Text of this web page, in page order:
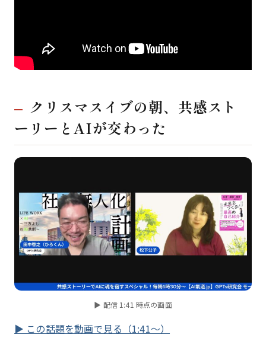
クリスマスイブの朝、共感スト
ーリーとAIが交わった
▶ 配信 1:41 時点の画面
▶ この話題を動画で見る（1:41〜）